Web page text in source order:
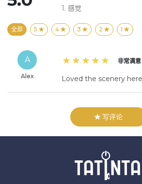
1. 感觉
全部 5 4 3 2 1
A
Alex
非常满意
Loved the scenery here
写评论